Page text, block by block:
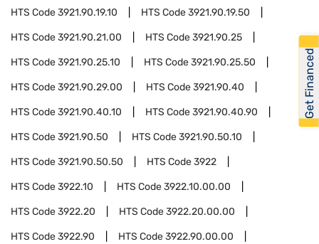
HTS Code3921.90.19.10 HTS Code3921.90.19.50
HTS Code3921.90.21.00 HTS Code3921.90.25
HTS Code3921.90.25.10 HTS Code3921.90.25.50
HTS Code3921.90.29.00 HTS Code3921.90.40
HTS Code3921.90.40.10 HTS Code3921.90.40.90
HTS Code3921.90.50 HTS Code3921.90.50.10
HTS Code3921.90.50.50 HTS Code3922
HTS Code3922.10 HTS Code3922.10.00.00
HTS Code3922.20 HTS Code3922.20.00.00
HTS Code3922.90 HTS Code3922.90.00.00
Get Financed